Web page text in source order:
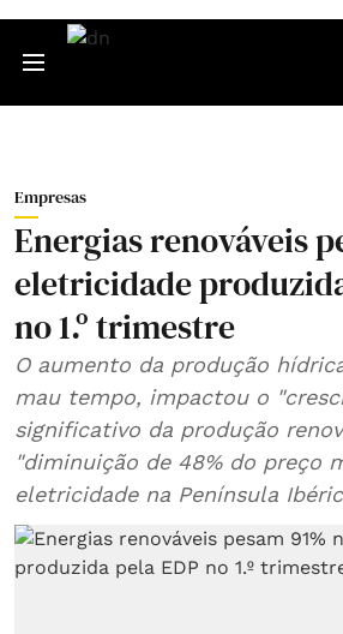
Empresas
Energias renováveis
eletricidade
no 1.º trimestre
O aumento da produção
mau tempo, impactou o
significativo da produção
"diminuição de 48% do preço
eletricidade na Península